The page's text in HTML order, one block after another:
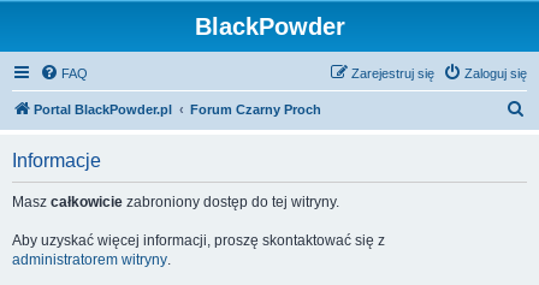
BlackPowder
FAQ Zaloguj się
Zarejestruj się
Portal BlackPowder.pl Forum Czarny Proch
Informacje
Masz całkowicie zabroniony dostęp do tej witryny.
Aby uzyskać więcej informacji, proszę skontaktować się z
administratorem witryny.